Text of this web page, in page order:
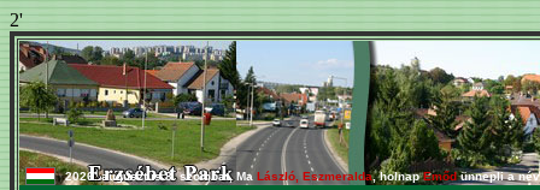
2'
2026. augusztus 8. szombat, Ma László, Eszmeralda, holnapEmődünnepli a